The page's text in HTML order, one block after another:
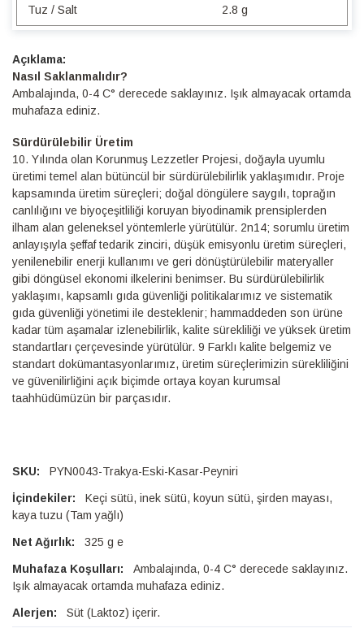
Tuz / Salt 2.8 g
Detaylı
Bilgi
Nasıl Saklanmalıdır?
Ambalajında, 0-4 C° derecede saklayınız. Işık almayacak ortamda
muhafaza ediniz.
Sürdürülebilir Üretim
10.⁠ ⁠Yılında olan Korunmuş Lezzetler Projesi, doğayla uyumlu
üretimi temel alan bütüncül bir sürdürülebilirlik yaklaşımıdır. Proje
kapsamında üretim süreçleri; doğal döngülere saygılı, toprağın
canlılığını ve biyoçeşitliliği koruyan biyodinamik prensiplerden
ilham alan geleneksel yöntemlerle yürütülür. 2n14; sorumlu üretim
anlayışıyla şeffaf tedarik zinciri, düşük emisyonlu üretim süreçleri,
yenilenebilir enerji kullanımı ve geri dönüştürülebilir materyaller
gibi döngüsel ekonomi ilkelerini benimser. Bu sürdürülebilirlik
yaklaşımı, kapsamlı gıda güvenliği politikalarımız ve sistematik
gıda güvenliği yönetimi ile desteklenir; hammaddeden son ürüne
kadar tüm aşamalar izlenebilirlik, kalite sürekliliği ve yüksek üretim
standartları çerçevesinde yürütülür. 9 Farklı kalite belgemiz ve
standart dokümantasyonlarımız, üretim süreçlerimizin sürekliliğini
ve güvenilirliğini açık biçimde ortaya koyan kurumsal
taahhüdümüzün bir parçasıdır.
PYN0043-Trakya-Eski-Kasar-Peyniri
Keçi sütü, inek sütü, koyun sütü, şirden mayası,
kaya tuzu (Tam yağlı)
325 g e
Ambalajında, 0-4 C° derecede saklayınız.
Işık almayacak ortamda muhafaza ediniz.
Süt (Laktoz) içerir.